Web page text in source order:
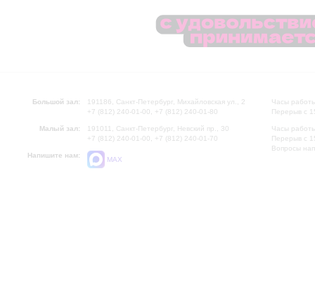
Большой зал:
191186, Санкт-Петербург, Михайловская ул., 2
+7 (812) 240-01-00, +7 (812) 240-01-80
Малый зал:
191011, Санкт-Петербург, Невский пр., 30
+7 (812) 240-01-00, +7 (812) 240-01-70
Напишите нам:
MAX
Часы
Перерыв с
Часы
Перерыв с
Вопросы